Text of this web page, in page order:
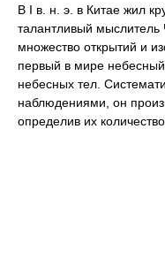
В I в. н. э. в Китае жил
талантливый
множество открытий и
первый в мире
небесных тел.
наблюдениями, он
определив их